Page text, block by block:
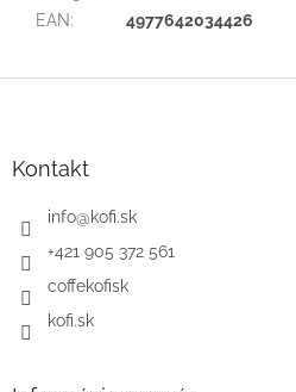
EAN: 4977642034426
Kontakt
info@kofi.sk
+421 905 372 561
coffekofisk
kofi.sk